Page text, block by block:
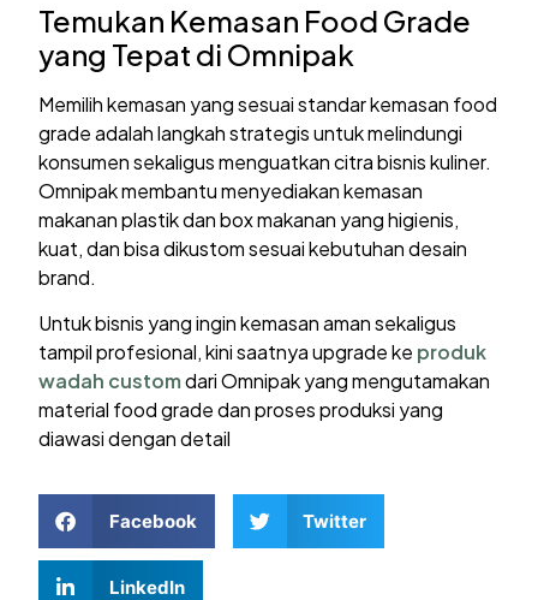
Temukan Kemasan Food Grade
yang Tepat di Omnipak
Memilih kemasan yang sesuai standar kemasan food
grade adalah langkah strategis untuk melindungi
konsumen sekaligus menguatkan citra bisnis kuliner.
Omnipak membantu menyediakan kemasan
makanan plastik dan box makanan yang higienis,
kuat, dan bisa dikustom sesuai kebutuhan desain
brand.
Untuk bisnis yang ingin kemasan aman sekaligus
tampil profesional, kini saatnya upgrade ke produk
wadah customdari Omnipak yang mengutamakan
material food grade dan proses produksi yang
diawasi dengan detail
Facebook Twitter
LinkedIn